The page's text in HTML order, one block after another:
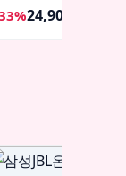
24,900원